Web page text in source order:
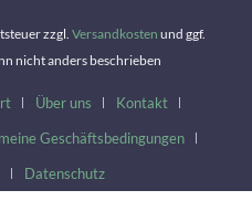
zzgl. Versandkosten und ggf.
nicht anders beschrieben
Über uns
Kontakt
Geschäftsbedingungen
Datenschutz